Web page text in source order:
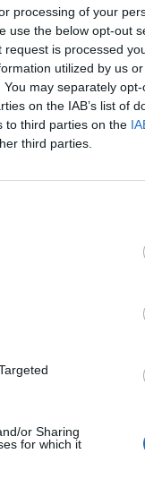
processing of your
use the below opt-out
is processed
utilized by us
may separately
on the IAB’s list of
to third parties on the
third parties.
or Sharing
for which it
La
aveva
di
Edizioni
dei
del
i cd,
di
a
di
un
ultimi
States?